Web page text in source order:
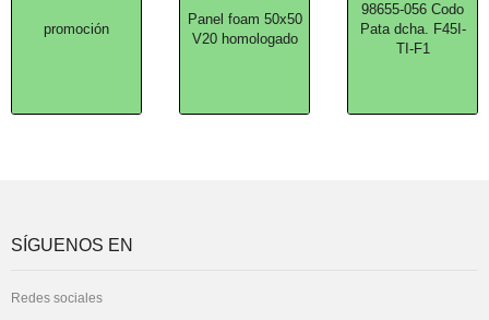
promoción
Panel foam 50x50
V20 homologado
98655-056 Codo
Pata dcha. F45I-
TI-F1
SÍGUENOS EN
Redes sociales